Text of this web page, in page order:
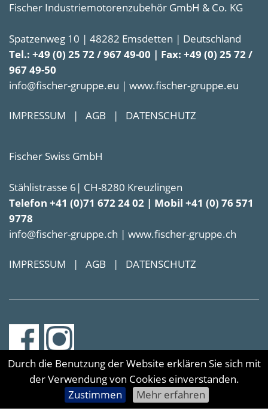
Fischer Industriemotorenzubehör GmbH & Co. KG
Spatzenweg 10 | 48282 Emsdetten | Deutschland
Tel.: +49 (0) 25 72 / 967 49-00 | Fax: +49 (0) 25 72 /
967 49-50
info@fischer-gruppe.eu | www.fischer-gruppe.eu
IMPRESSUM | AGB | DATENSCHUTZ
Fischer Swiss GmbH
Stählistrasse 6| CH-8280 Kreuzlingen
Telefon +41 (0)71 672 24 02 | Mobil +41 (0) 76 571
9778
info@fischer-gruppe.ch | www.fischer-gruppe.ch
IMPRESSUM | AGB | DATENSCHUTZ
Durch die Benutzung der Website erklären Sie sich mit
der Verwendung von Cookies einverstanden.
Zustimmen
Mehr erfahren